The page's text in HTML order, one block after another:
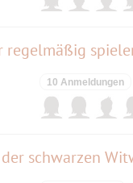
regelmäßig
10 Anmeldungen
schwarzen